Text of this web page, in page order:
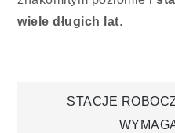
wiele długich lat.
STACJE